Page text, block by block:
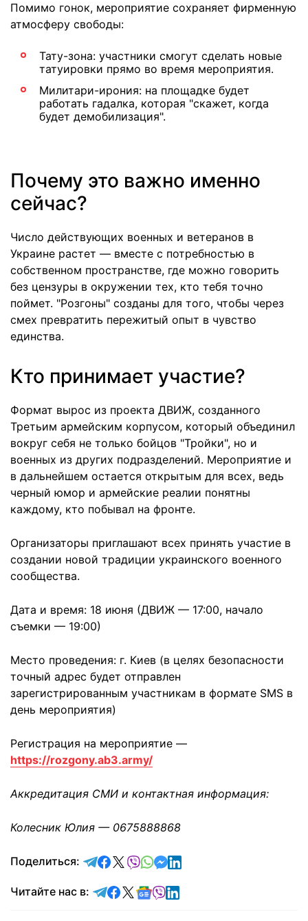
Помимо гонок, мероприятие сохраняет фирменную
атмосферу свободы:
Тату-зона: участники смогут сделать новые
татуировки прямо во время мероприятия.
Милитари-ирония: на площадке будет
работать гадалка, которая "скажет, когда
будет демобилизация".
Почему это важно именно
сейчас?
Число действующих военных и ветеранов в
Украине растет — вместе с потребностью в
собственном пространстве, где можно говорить
без цензуры в окружении тех, кто тебя точно
поймет. "Розгоны" созданы для того, чтобы через
смех превратить пережитый опыт в чувство
единства.
Кто принимает участие?
Формат вырос из проекта ДВИЖ, созданного
Третьим армейским корпусом, который объединил
вокруг себя не только бойцов "Тройки", но и
военных из других подразделений. Мероприятие и
в дальнейшем остается открытым для всех, ведь
черный юмор и армейские реалии понятны
каждому, кто побывал на фронте.
Организаторы приглашают всех принять участие в
создании новой традиции украинского военного
сообщества.
Дата и время: 18 июня (ДВИЖ — 17:00, начало
съемки — 19:00)
Место проведения: г. Киев (в целях безопасности
точный адрес будет отправлен
зарегистрированным участникам в формате SMS в
день мероприятия)
Регистрация на мероприятие —
https://rozgony.ab3.army/
Аккредитация СМИ и контактная информация:
Колесник Юлия — 0675888868
Поделиться: отправить в Telegram
поделиться в Facebook
поделиться в X
отправить в Viber
отправить в Whatsapp
отправить в Messenger
отправить в LinkedIn
Читайте нас в: Читайте в Telegram
Читайте в Facebook
Читайте в X
Читайте в Google news
Читайте в Viber
Читайте в LinkedIn